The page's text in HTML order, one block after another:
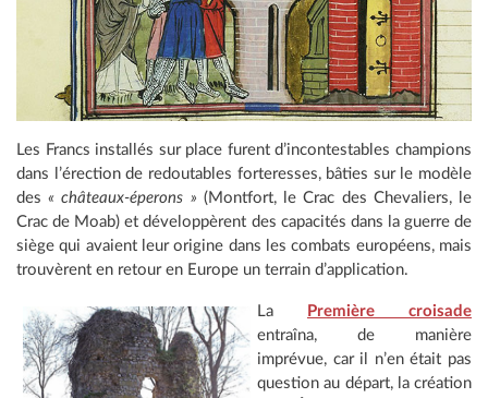
Les Francs installés sur place furent d’incontestables champions
dans l’érection de redoutables forteresses, bâties sur le modèle
des« châteaux-éperons » (Montfort, le Crac des Chevaliers, le
Crac de Moab) et développèrent des capacités dans la guerre de
siège qui avaient leur origine dans les combats européens, mais
trouvèrent en retour en Europe un terrain d’application.
La
Première croisade
entraîna, de manière
imprévue, car il n’en était pas
question au départ, la création